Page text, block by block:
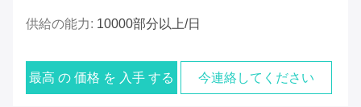
供給の能力: 10000部分以上/日
最高 の 価格 を 入手 する 今連絡してください